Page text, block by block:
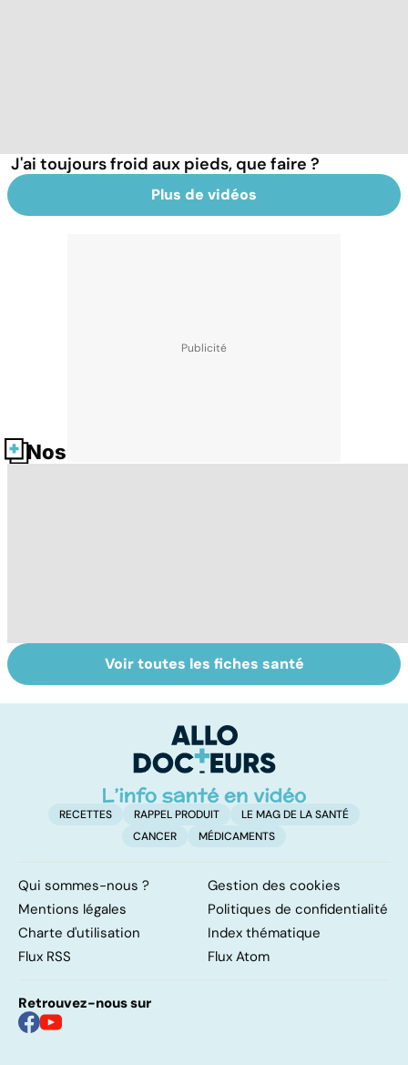
J'ai toujours froid aux pieds, que faire ?
Plus de vidéos
Nos fiches santé
Glande thyroïde :
le gendarme de
Cancer de la
thyroïde :
scintigraphie
Voir toutes les fiches santé
RECETTES RAPPEL PRODUIT
LE MAG DE LA SANTÉ
CANCER
MÉDICAMENTS
Qui sommes-nous ?
Gestion des cookies
Mentions légales
Politiques de confidentialité
Charte d'utilisation
Index thématique
Flux RSS
Flux Atom
Retrouvez-nous sur